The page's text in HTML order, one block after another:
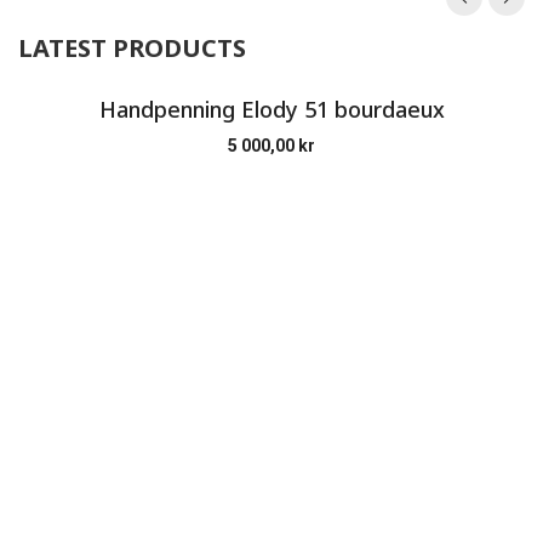
LATEST PRODUCTS
Handpenning Elody 51 bourdaeux
5 000,00 kr